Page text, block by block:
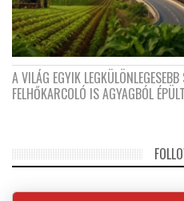
A VILÁG EGYIK
FELHŐKARCOLÓ IS AGYAGBÓL ÉPÜLT